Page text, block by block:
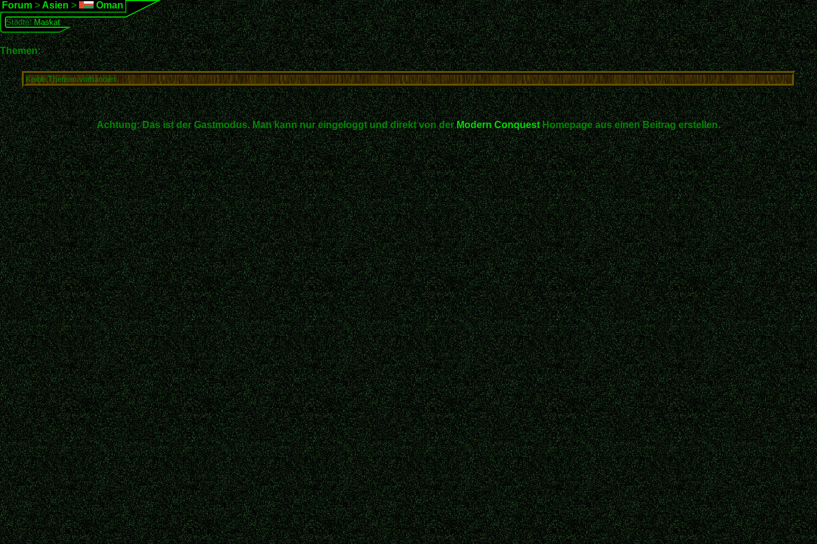
Forum > Asien > Oman
Städte:Maskat
Themen:
Keine Themen vorhanden.
Achtung: Das ist der Gastmodus. Man kann nur eingeloggt und direkt von derModern ConquestHomepage aus einen Beitrag erstellen.